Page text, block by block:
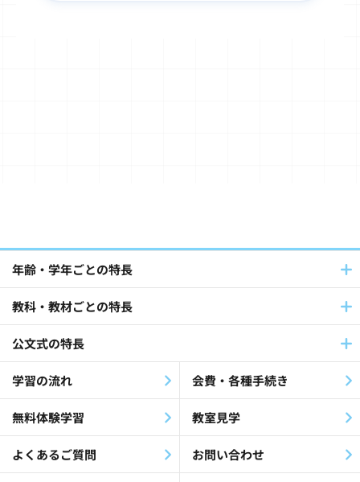
パートナーとの連携(42)
社員採用(9)
公文式教室(102)
障害児・障害者(60)
教材・指導(27)
公文公(35)
就労支援(24)
最終教材修了生(26)
KEIA(41)
認知症(26)
歌(12)
年齢・学年ごとの特長
教科・教材ごとの特長
公文式の特長
学習の流れ 会費・各種手続き
無料体験学習 教室見学
よくあるご質問 お問い合わせ